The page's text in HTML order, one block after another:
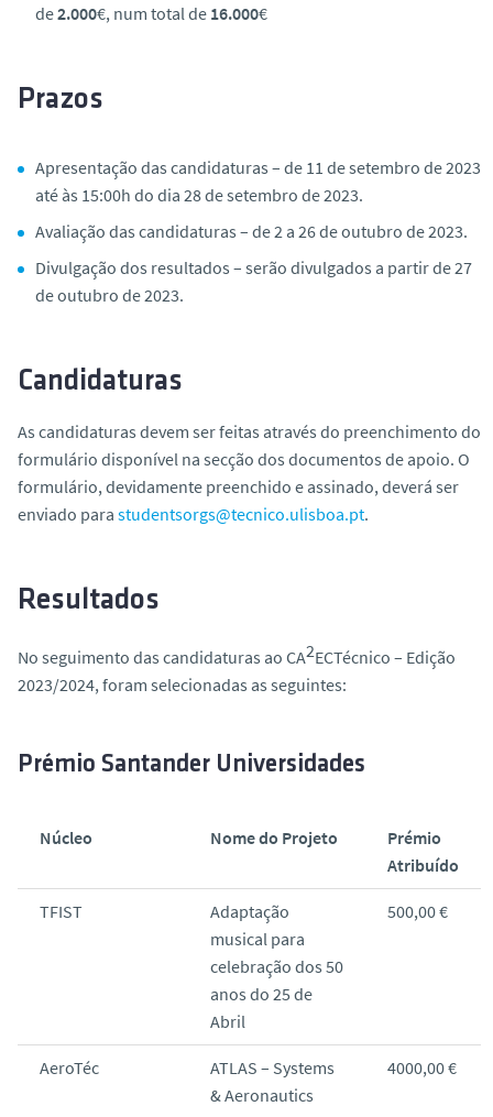
de2.000€, num total de 16.000€
Prazos
Apresentação das candidaturas – de 11 de setembro de 2023
até às 15:00h do dia 28 de setembro de 2023.
Avaliação das candidaturas – de 2 a 26 de outubro de 2023.
Divulgação dos resultados – serão divulgados a partir de 27
de outubro de 2023.
Candidaturas
As candidaturas devem ser feitas através do preenchimento do
formulário disponível na secção dos documentos de apoio. O
formulário, devidamente preenchido e assinado, deverá ser
enviado para studentsorgs@tecnico.ulisboa.pt.
Resultados
No seguimento das candidaturas ao CA2ECTécnico – Edição
2023/2024, foram selecionadas as seguintes:
Prémio Santander Universidades
Núcleo Nome do Projeto
Prémio
Atribuído
TFIST
Adaptação
musical para
celebração dos 50
anos do 25 de
Abril
500,00 €
AeroTéc
ATLAS – Systems
& Aeronautics
4000,00 €